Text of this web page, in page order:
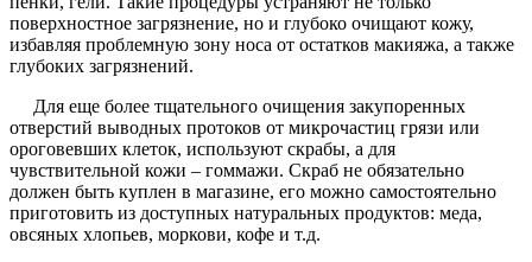
поверхностное загрязнение, но и глубоко очищают кожу,
избавляя проблемную зону носа от остатков макияжа, а также
глубоких загрязнений.
Для еще более тщательного очищения закупоренных
отверстий выводных протоков от микрочастиц грязи или
ороговевших клеток, используют скрабы, а для
чувствительной кожи – гоммажи. Скраб не обязательно
должен быть куплен в магазине, его можно самостоятельно
приготовить из доступных натуральных продуктов: меда,
овсяных хлопьев, моркови, кофе и т.д.